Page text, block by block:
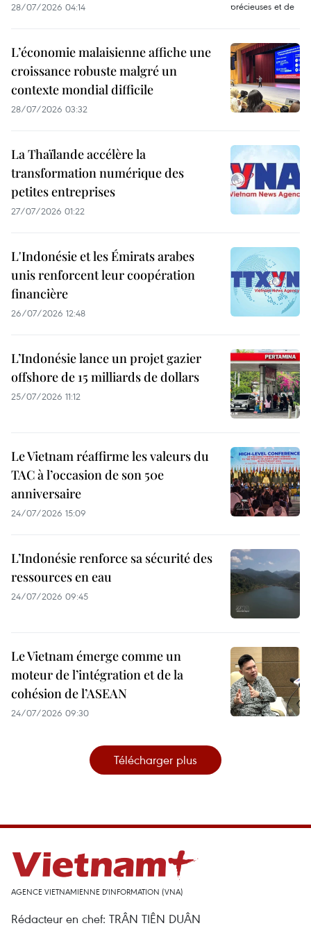
28/07/2026 04:14
L’économie malaisienne affiche une
croissance robuste malgré un
contexte mondial difficile
28/07/2026 03:32
La Thaïlande accélère la
transformation numérique des
petites entreprises
27/07/2026 01:22
L'Indonésie et les Émirats arabes
unis renforcent leur coopération
financière
26/07/2026 12:48
L’Indonésie lance un projet gazier
offshore de 15 milliards de dollars
25/07/2026 11:12
Le Vietnam réaffirme les valeurs du
TAC à l’occasion de son 50e
anniversaire
24/07/2026 15:09
L’Indonésie renforce sa sécurité des
ressources en eau
24/07/2026 09:45
Le Vietnam émerge comme un
moteur de l’intégration et de la
cohésion de l’ASEAN
24/07/2026 09:30
Télécharger plus
AGENCE VIETNAMIENNE D'INFORMATION (VNA)
Rédacteur en chef: TRÂN TIÊN DUÂN